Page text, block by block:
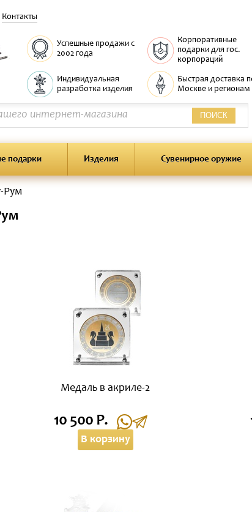
Контакты
Успешные продажи с
2002 года
Корпоративные
подарки для гос.
корпораций
Индивидуальная
разработка изделия
Быстрая доставка
Москве и регионам
ПОИСК
подарки Изделия Сувенирное оружие
Рум
Медаль в акриле-2
10 500 Р.
В корзину